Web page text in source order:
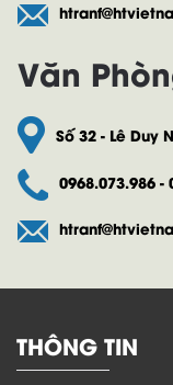
Văn
Số 32 - Lê Duy
0968.073.986 -
THÔNG TIN